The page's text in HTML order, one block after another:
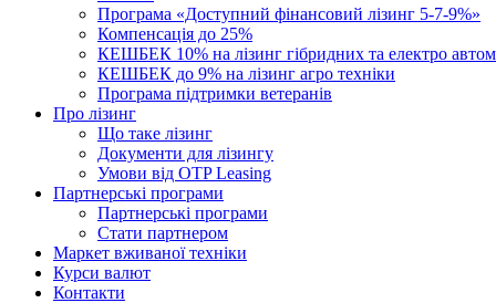
Програма «Доступний фінансовий лізинг 5-7-9%»
Компенсація до 25%
КЕШБЕК 10% на лізинг гібридних та електро
КЕШБЕК до 9% на лізинг агро техніки
Програма підтримки ветеранів
Про лізинг
Що таке лізинг
Документи для лізингу
Умови від OTP Leasing
Партнерські програми
Партнерські програми
Стати партнером
Маркет вживаної техніки
Курси валют
Контакти